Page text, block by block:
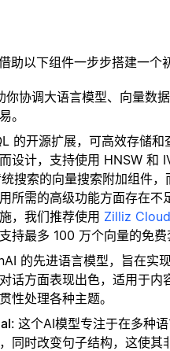
以下组件一步步搭建一个
你协调大语言模型、向量数
。
的开源扩展，可高效存储
设计，支持使用 HNSW 和
搜索的向量搜索附加组件
所需的高级功能方面存在
，我们推荐使用 Zilliz Cloud
持最多 100 万个向量的免费
的先进语言模型，旨在实
话方面表现出色，适用于内
性处理各种主题。
: 这个AI模型专注于在多种
同时改变句子结构，这使